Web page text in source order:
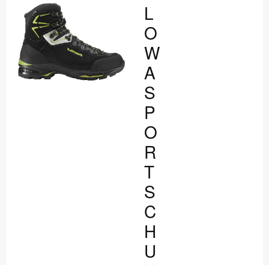
L
O
W
A
S
P
O
R
T
S
C
H
U